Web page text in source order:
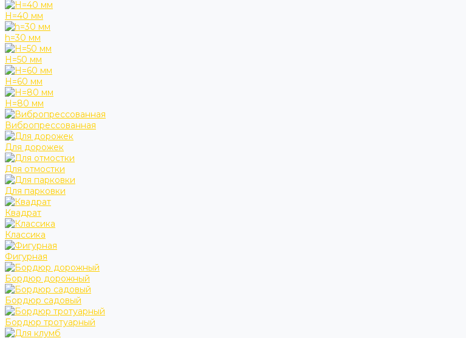
H=40 мм
h=30 мм
H=50 мм
H=60 мм
H=80 мм
Вибропрессованная
Для дорожек
Для отмостки
Для парковки
Квадрат
Классика
Фигурная
Бордюр дорожный
Бордюр садовый
Бордюр тротуарный